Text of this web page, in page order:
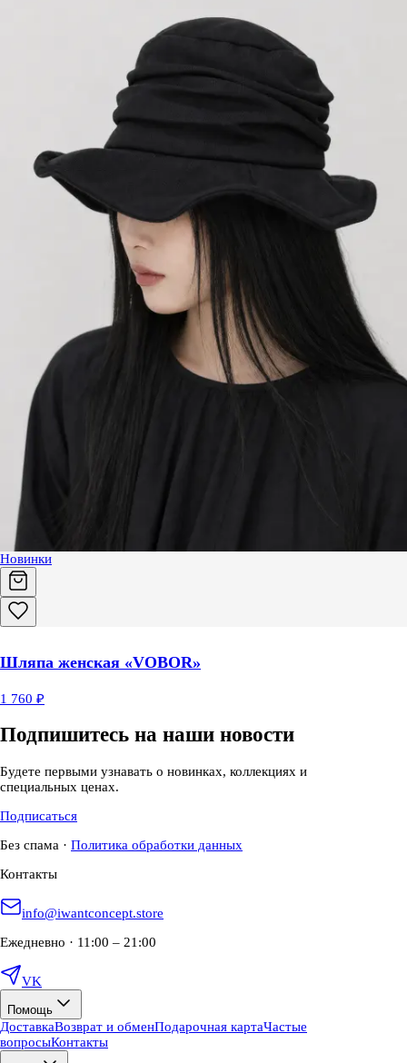
Новинки
Шляпа женская «VOBOR»
1 760 ₽
Подпишитесь на наши новости
Будете первыми узнавать о новинках, коллекциях и
специальных ценах.
Подписаться
Без спама · Политика обработки данных
Контакты
info@iwantconcept.store
Ежедневно · 11:00 – 21:00
VK
Помощь
ДоставкаВозврат и обменПодарочная картаЧастые
вопросыКонтакты